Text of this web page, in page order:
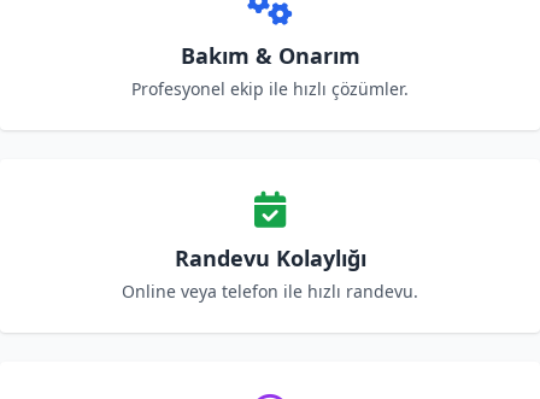
Bakım & Onarım
Profesyonel ekip ile hızlı çözümler.
Randevu Kolaylığı
Online veya telefon ile hızlı randevu.